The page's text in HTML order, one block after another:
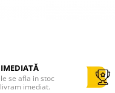
se afla in stoc
imediat.